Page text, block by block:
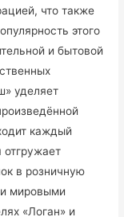
что также
этого
и бытовой
уделяет
каждый
в розничную
мировыми
«Логан» и